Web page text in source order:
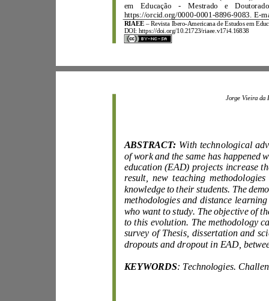
RIAEE – Revista Ibero-
DOI:
https://doi.org/10.21723/riaee.v17i4.16838
em Educação - Mestrado e
https://orcid.org/0000- 0001- 8896- 9083. E-
ABSTRACT:
knowledge to their students.
to this evolution.
dropouts and
KEYWORDS : Technologies C